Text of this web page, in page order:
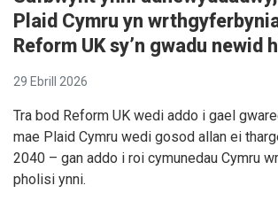
Plaid Cymru yn
Reform UK sy’n gwadu newid
29 Ebrill 2026
Tra bod Reform UK wedi addo i gael
mae Plaid Cymru wedi gosod allan ei
2040 – gan addo i roi cymunedau Cymru
pholisi ynni.